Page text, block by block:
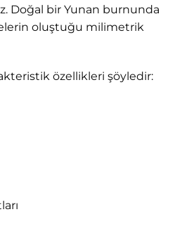
Doğal bir Yunan burnunda
oluştuğu milimetrik
özellikleri şöyledir: